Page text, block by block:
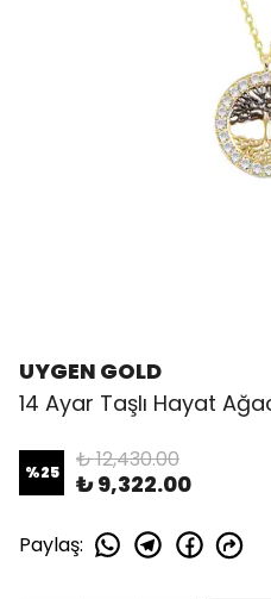
UYGEN GOLD
14 Ayar Taşlı Hayat
%25 ₺ 12,430.00
₺ 9,322.00
Paylaş: